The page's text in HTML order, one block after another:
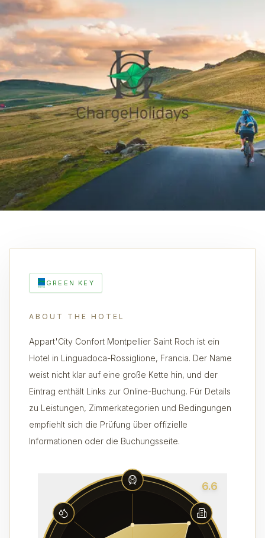
GREEN KEY
ABOUT THE HOTEL
Appart'City Confort Montpellier Saint Roch ist ein
Hotel in Linguadoca-Rossiglione, Francia. Der Name
weist nicht klar auf eine große Kette hin, und der
Eintrag enthält Links zur Online-Buchung. Für Details
zu Leistungen, Zimmerkategorien und Bedingungen
empfiehlt sich die Prüfung über offizielle
Informationen oder die Buchungsseite.
6.6